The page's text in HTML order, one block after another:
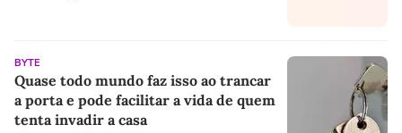
BYTE
Quase todo mundo faz isso ao trancar
a porta e pode facilitar a vida de quem
tenta invadir a casa